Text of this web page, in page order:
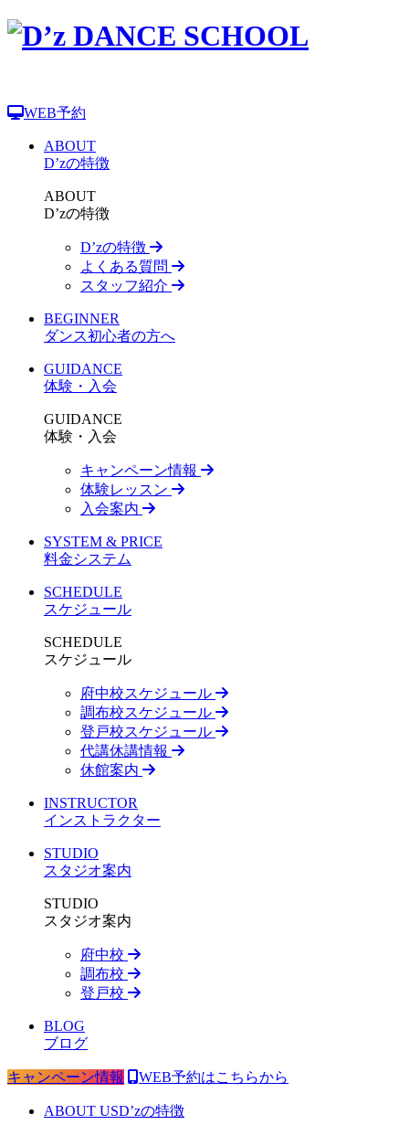
WEB予約
ABOUT
D’zの特徴
ABOUT
D’zの特徴
D’zの特徴
よくある質問
スタッフ紹介
BEGINNER
ダンス初心者の方へ
GUIDANCE
体験・入会
GUIDANCE
体験・入会
キャンペーン情報
体験レッスン
入会案内
SYSTEM & PRICE
料金システム
SCHEDULE
スケジュール
SCHEDULE
スケジュール
府中校スケジュール
調布校スケジュール
登戸校スケジュール
代講休講情報
休館案内
INSTRUCTOR
インストラクター
STUDIO
スタジオ案内
STUDIO
スタジオ案内
府中校
調布校
登戸校
BLOG
ブログ
キャンペーン情報 WEB予約はこちらから
ABOUT USD’zの特徴